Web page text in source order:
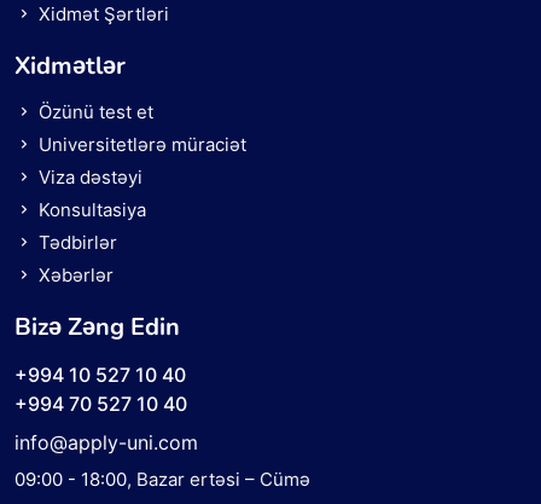
Xidmət Şərtləri
Xidmətlər
Özünü test et
Universitetlərə müraciət
Viza dəstəyi
Konsultasiya
Tədbirlər
Xəbərlər
Bizə Zəng Edin
+994 10 527 10 40
+994 70 527 10 40
info@apply-uni.com
09:00 - 18:00, Bazar ertəsi – Cümə